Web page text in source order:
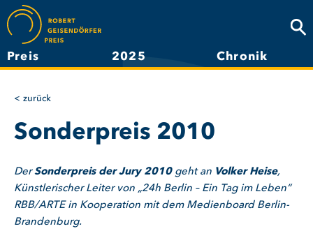
Direkt
zum
Inhalt
Preis 2025 Chronik
zurück
Sonderpreis 2010
DerSonderpreis der Jury 2010geht an Volker Heise,
Künstlerischer Leiter von „24h Berlin – Ein Tag im Leben“
RBB/ARTE in Kooperation mit dem Medienboard Berlin-
Brandenburg.